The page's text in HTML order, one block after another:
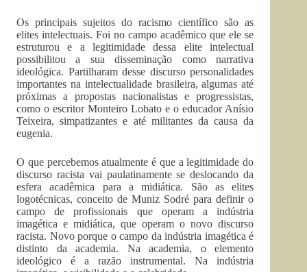
Os principais sujeitos do racismo científico são as
elites intelectuais. Foi no campo acadêmico que ele se
estruturou e a legitimidade dessa elite intelectual
possibilitou a sua disseminação como narrativa
ideológica. Partilharam desse discurso personalidades
importantes na intelectualidade brasileira, algumas até
próximas a propostas nacionalistas e progressistas,
como o escritor Monteiro Lobato e o educador Anísio
Teixeira, simpatizantes e até militantes da causa da
eugenia.
O que percebemos atualmente é que a legitimidade do
discurso racista vai paulatinamente se deslocando da
esfera acadêmica para a midiática. São as elites
logotécnicas, conceito de Muniz Sodré para definir o
campo de profissionais que operam a indústria
imagética e midiática, que operam o novo discurso
racista. Novo porque o campo da indústria imagética é
distinto da academia. Na academia, o elemento
ideológico é a razão instrumental. Na indústria